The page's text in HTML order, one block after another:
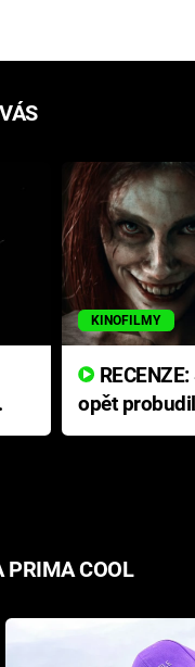
KINOFILMY
opět
přichází s
PRIMA COOL